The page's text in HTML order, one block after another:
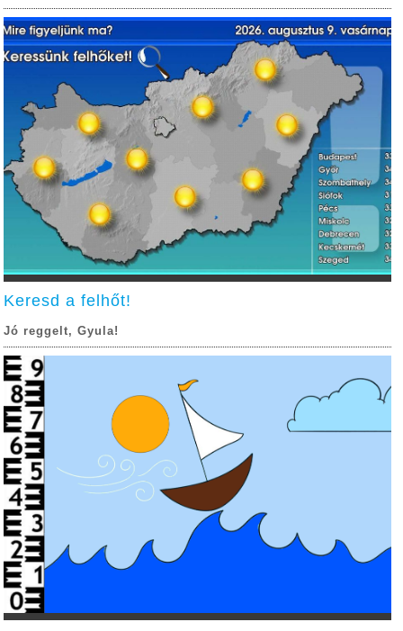
Keresd a felhőt!
Jó reggelt, Gyula!